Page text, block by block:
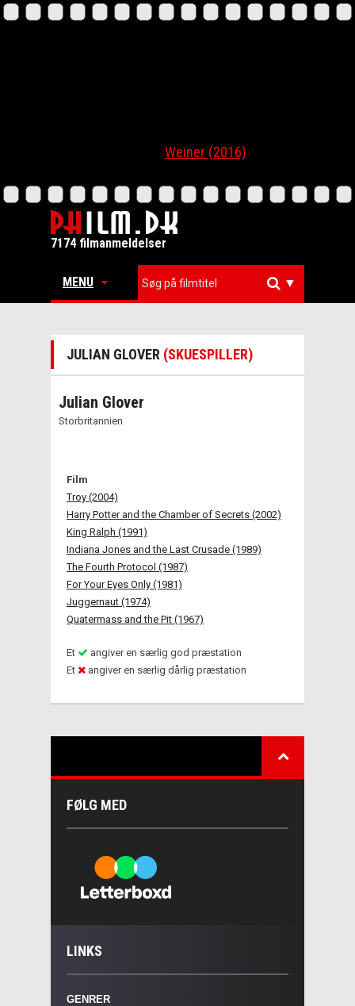
Weiner (2016)
7174 filmanmeldelser
MENU ▼
JULIAN GLOVER (SKUESPILLER)
Julian Glover
Storbritannien
Film
Troy (2004)
Harry Potter and the Chamber of Secrets (2002)
King Ralph (1991)
Indiana Jones and the Last Crusade (1989)
The Fourth Protocol (1987)
For Your Eyes Only (1981)
Juggernaut (1974)
Quatermass and the Pit (1967)
Et
angiver en særlig god præstation
Et
angiver en særlig dårlig præstation
FØLG MED
LINKS
GENRER